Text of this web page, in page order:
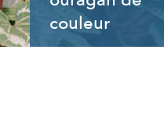
couleur